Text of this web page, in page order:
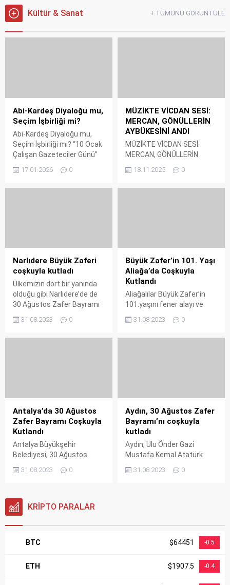
Kültür & Sanat + TÜMÜNÜ GÖRÜNTÜLE
Abi-Kardeş Diyaloğu mu,
Seçim İşbirliği mi?
Abi-Kardeş Diyaloğu mu,
Seçim İşbirliği mi? “10 Ocak
Çalışan Gazeteciler Günü”
etkinlikler kapsamında,
çeken pek çok detay vardı.
Bakalım kadrajımıza neler
takılmış? Murat Sesli
yaptığı konuşmada, satır
arasında ince...
17.01.2026 0
MÜZİKTE VİCDAN SESİ:
MERCAN, GÖNÜLLERİN
AYBÜKESİNİ ANDI
MÜZİKTE VİCDAN SESİ:
MERCAN, GÖNÜLLERİN
Mağusa Limanı klibiyle,
adeta bir vefa borcu
ödeyerek geri döndü. Müzik
kökenli bir ailenin ferdi olan
ve 2015’te katıldığı ‘O...
18.11.2025 0
Narlıdere Büyük Zaferi
coşkuyla kutladı
Ülkemizin dört bir yanında
olduğu gibi Narlıdere’de de
30 Ağustos Zafer Bayramı
büyük bir coşkuyla kutlandı.
31.08.2023 0
Büyük Zafer’in 101. Yaşı
Aliağa’da Coşkuyla
Kutlandı
Aliağalılar Büyük Zafer’in
101.yaşını fener alayı ve
süperstar Ajda Pekkan
konseri ile kutladı. Aliağa
marşlar eşliğinde yürüdü.
31.08.2023 0
Antalya’da 30 Ağustos
Zafer Bayramı Coşkuyla
Kutlandı
Antalya Büyükşehir
Belediyesi, 30 Ağustos
Cumhuriyet Meydanı'nda
coşkuyla kutladı.
31.08.2023 0
Aydın, 30 Ağustos Zafer
Bayramı’nı coşkuyla
kutladı
Aydın, Ulu Önder Gazi
Mustafa Kemal Atatürk
büyük zaferin 101.
31.08.2023 0
KRİPTO PARALAR
BTC $64451 -0.5
ETH $1907.5 -0.4